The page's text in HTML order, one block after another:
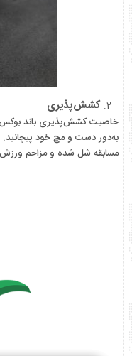
کشش‌پذیری
خاصیت کشش‌پذیری باند بوکس،
به‌دور دست و مچ خود
مسابقه شل شده و مزاحم